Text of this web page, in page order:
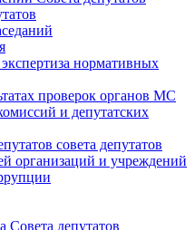
нормативных
проверок органов МС
и депутатских
совета депутатов
организаций и учреждений
Совета депутатов